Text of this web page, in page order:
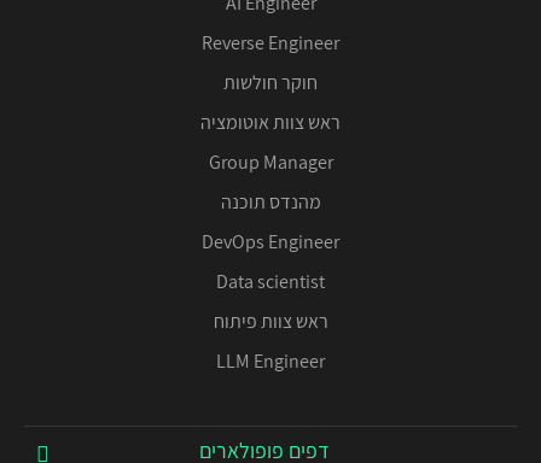
Reverse Engineer
חוקר חולשות
ראש צוות אוטומציה
Group Manager
מהנדס תוכנה
DevOps Engineer
Data scientist
ראש צוות פיתוח
LLM Engineer
דפים פופולארים